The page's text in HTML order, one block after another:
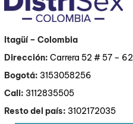
Itagüí– Colombia
Dirección: Carrera 52 # 57 – 62
Bogotá: 3153058256
Cali: 3112835505
Resto del país: 3102172035